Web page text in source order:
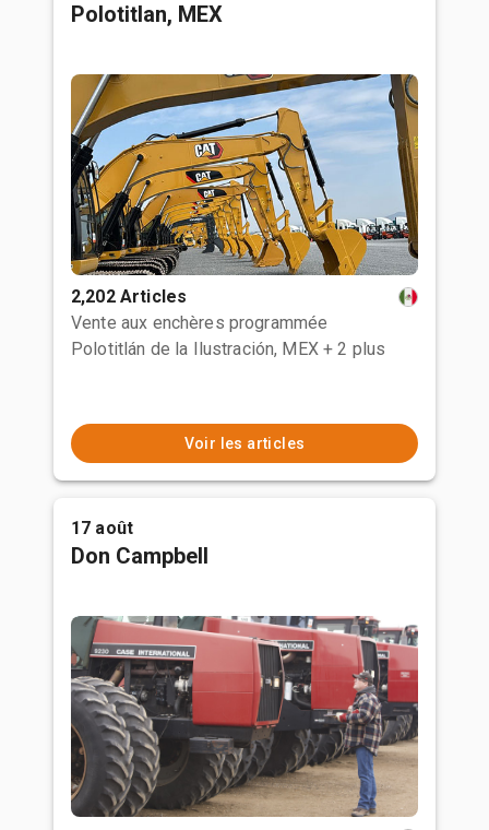
Polotitlan, MEX
2,202 Articles
Vente aux enchères programmée
Polotitlán de la Ilustración, MEX + 2 plus
Voir les articles
17 août
Don Campbell